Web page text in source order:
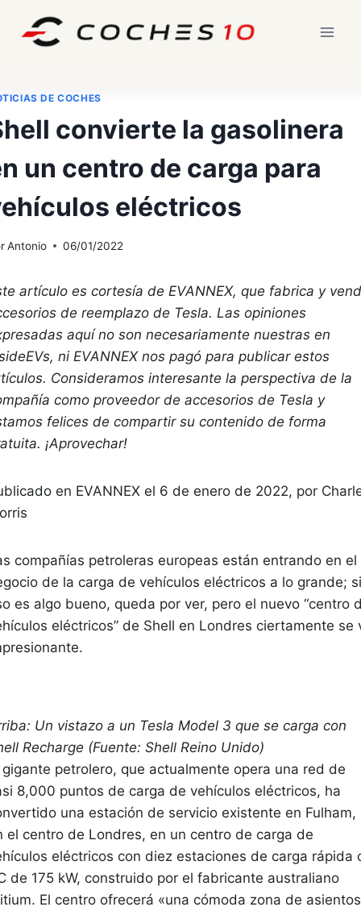
DE COCHES
convierte la gasolinera
un centro de carga para
eléctricos
Antonio 06/01/2022
artículo es cortesía de EVANNEX, que fabrica y
de reemplazo de Tesla. Las opiniones
aquí no son necesariamente nuestras en
ni EVANNEX nos pagó para publicar estos
Consideramos interesante la perspectiva de la
como proveedor de accesorios de Tesla y
felices de compartir su contenido de forma
¡Aprovechar!
en EVANNEX el 6 de enero de 2022, por
compañías petroleras europeas están entrando en el
de la carga de vehículos eléctricos a lo grande; si
es algo bueno, queda por ver, pero el nuevo “centro
eléctricos” de Shell en Londres ciertamente se
Un vistazo a un Tesla Model 3 que se carga con
Recharge (Fuente: Shell Reino Unido)
gigante petrolero, que actualmente opera una red de
8,000 puntos de carga de vehículos eléctricos, ha
una estación de servicio existente en Fulham,
el centro de Londres, en un centro de carga de
eléctricos con diez estaciones de carga rápida
de 175 kW, construido por el fabricante australiano
El centro ofrecerá «una cómoda zona de asientos